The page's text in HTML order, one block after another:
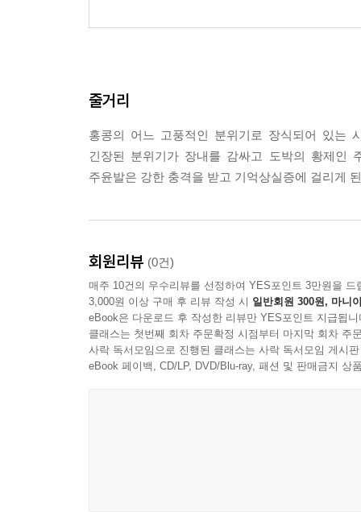
줄거리
홍콩의 어느 고풍적인 분위기로 장식되어 있는
긴장된 분위기가 장내를 감싸고 도박의 황제인
주윤발은 강한 충격을 받고 기억상실증에 걸리게
회원리뷰 (0건)
매주 10건의 우수리뷰를 선정하여 YES포인트 3만원을 드
3,000원 이상 구매 후 리뷰 작성 시 일반회원 300원, 마니
eBook은 다운로드 후 작성한 리뷰만 YES포인트 지급됩니
클래스는 첫번째 회차 주문확정 시점부터 마지막 회차 주
사락 독서모임으로 진행된 클래스는 사락 독서모임 게시
eBook 페이백, CD/LP, DVD/Blu-ray, 패션 및 판매금지 상